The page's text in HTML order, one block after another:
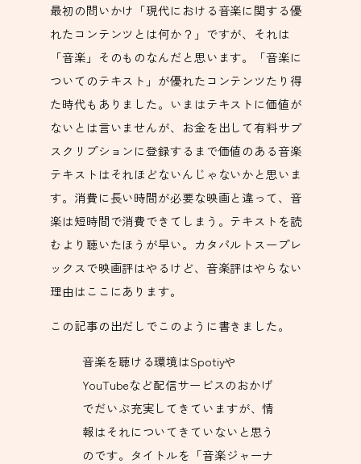
最初の問いかけ「現代における音楽に関する優
れたコンテンツとは何か？」ですが、それは
「音楽」そのものなんだと思います。「音楽に
ついてのテキスト」が優れたコンテンツたり得
た時代もありました。いまはテキストに価値が
ないとは言いませんが、お金を出して有料サブ
スクリプションに登録するまで価値のある音楽
テキストはそれほどないんじゃないかと思いま
す。消費に長い時間が必要な映画と違って、音
楽は短時間で消費できてしまう。テキストを読
むより聴いたほうが早い。カタパルトスープレ
ックスで映画評はやるけど、音楽評はやらない
理由はここにあります。
この記事の出だしでこのように書きました。
音楽を聴ける環境はSpotiyや
YouTubeなど配信サービスのおかげ
でだいぶ充実してきていますが、情
報はそれについてきていないと思う
のです。タイトルを「音楽ジャーナ